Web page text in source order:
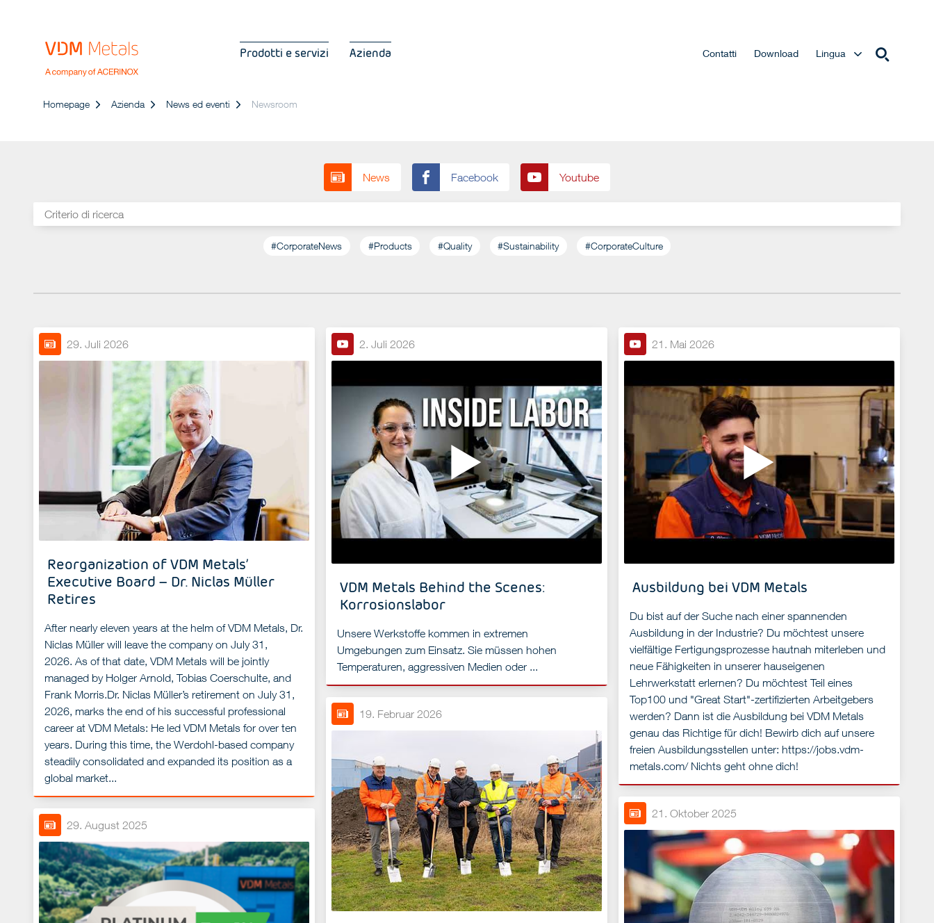
Prodotti e servizi Azienda Contatti Download Lingua
Homepage Azienda News ed eventi Newsroom
News Facebook Youtube
#CorporateNews #Products #Quality #Sustainability #CorporateCulture
29. Juli 2026
Reorganization of VDM Metals’
Executive Board – Dr. Niclas Müller
Retires
After nearly eleven years at the helm of VDM Metals, Dr.
Niclas Müller will leave the company on July 31,
2026. As of that date, VDM Metals will be jointly
managed by Holger Arnold, Tobias Coerschulte, and
Frank Morris.Dr. Niclas Müller’s retirement on July 31,
2026, marks the end of his successful professional
career at VDM Metals: He led VDM Metals for over ten
years. During this time, the Werdohl-based company
steadily consolidated and expanded its position as a
global market...
2. Juli 2026
VDM Metals Behind the Scenes:
Korrosionslabor
Unsere Werkstoffe kommen in extremen
Umgebungen zum Einsatz. Sie müssen hohen
Temperaturen, aggressiven Medien oder ...
21. Mai 2026
Ausbildung bei VDM Metals
Du bist auf der Suche nach einer spannenden
Ausbildung in der Industrie? Du möchtest unsere
vielfältige Fertigungsprozesse hautnah miterleben und
neue Fähigkeiten in unserer hauseigenen
Lehrwerkstatt erlernen? Du möchtest Teil eines
Top100 und "Great Start"-zertifizierten Arbeitgebers
werden? Dann ist die Ausbildung bei VDM Metals
genau das Richtige für dich! Bewirb dich auf unsere
freien Ausbildungsstellen unter: https://jobs.vdm-
metals.com/ Nichts geht ohne dich!
19. Februar 2026
21. Oktober 2025
29. August 2025